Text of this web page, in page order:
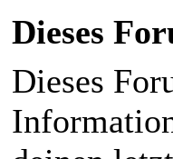
Dieses
Dieses